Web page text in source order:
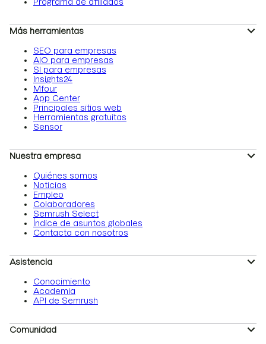
Más herramientas
SEO para empresas
AIO para empresas
SI para empresas
Insights24
Mfour
App Center
Principales sitios web
Herramientas gratuitas
Sensor
Nuestra empresa
Quiénes somos
Noticias
Empleo
Colaboradores
Semrush Select
Índice de asuntos globales
Contacta con nosotros
Asistencia
Conocimiento
Academia
API de Semrush
Comunidad